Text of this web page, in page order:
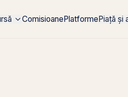
ComisioanePlatformePiață și